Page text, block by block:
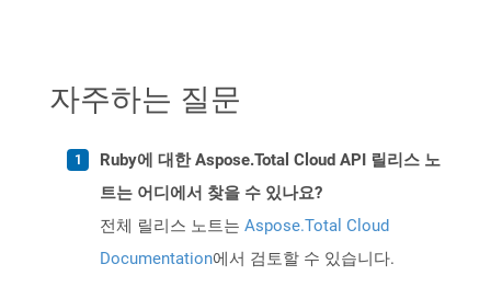
자주하는 질문
Ruby에 대한 Aspose.Total Cloud API 릴리스 노
트는 어디에서 찾을 수 있나요?
전체 릴리스 노트는 Aspose.Total Cloud
Documentation에서 검토할 수 있습니다.